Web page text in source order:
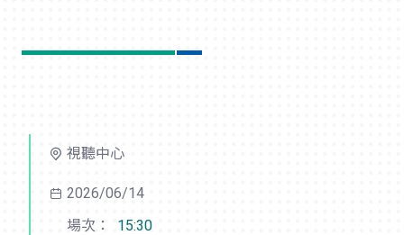
視聽中心
2026/06/14
場次：
15:30